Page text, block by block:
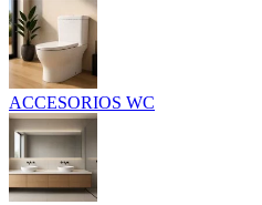
ACCESORIOS WC